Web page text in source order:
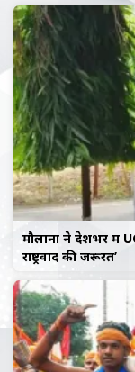
मौलाना ने देशभर में
राष्ट्रवाद की जरूरत’